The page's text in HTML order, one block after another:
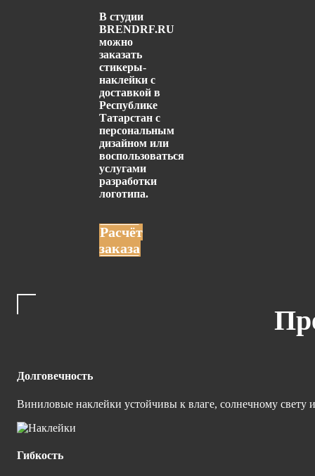
В студии
BRENDRF.RU
можно
заказать
стикеры-
наклейки с
доставкой в
Республике
Татарстан с
персональным
дизайном или
воспользоваться
услугами
разработки
логотипа.
Расчёт
заказа
Долговечность
Виниловые наклейки устойчивы к влаге, солнечному
Гибкость